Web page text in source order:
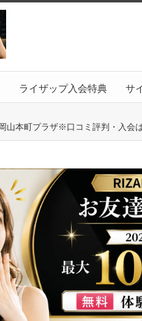
ライザップ入会特典 サ
山本町プラザ※口コミ評判・入会